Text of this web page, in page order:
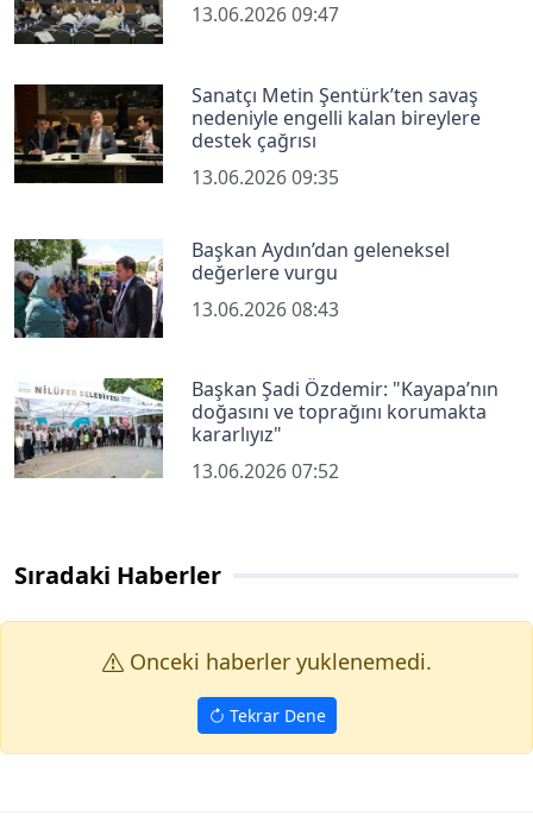
13.06.2026 09:47
Sanatçı Metin Şentürk’ten savaş
nedeniyle engelli kalan bireylere
destek çağrısı
13.06.2026 09:35
Başkan Aydın’dan geleneksel
değerlere vurgu
13.06.2026 08:43
Başkan Şadi Özdemir: "Kayapa’nın
doğasını ve toprağını korumakta
kararlıyız"
13.06.2026 07:52
Sıradaki Haberler
Onceki haberler yuklenemedi.
Tekrar Dene